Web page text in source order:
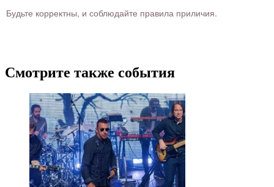
Будьте корректны, и соблюдайте правила приличия.
Смотрите также события